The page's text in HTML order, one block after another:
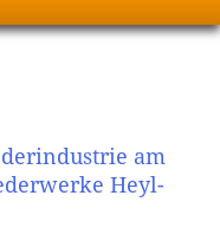
am
Heyl-